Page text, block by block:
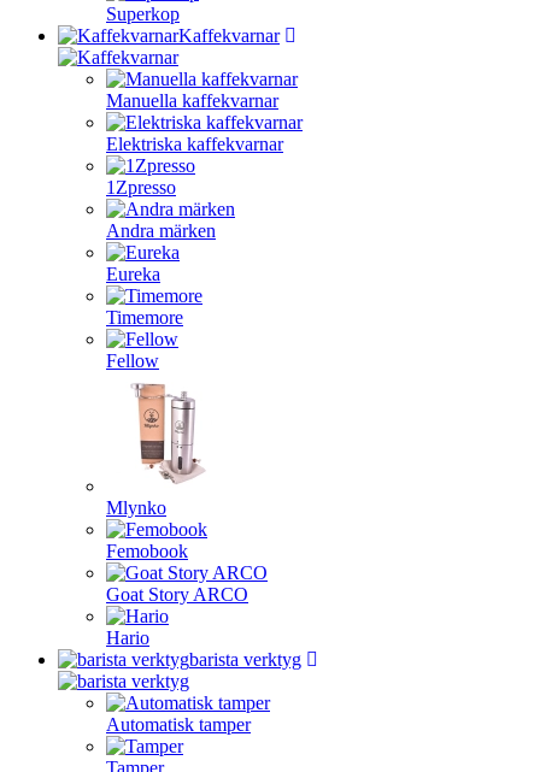
Superkop
Kaffekvarnar
Manuella kaffekvarnar
Elektriska kaffekvarnar
1Zpresso
Andra märken
Eureka
Timemore
Fellow
Mlynko
Femobook
Goat Story ARCO
Hario
barista verktyg
Automatisk tamper
Tamper